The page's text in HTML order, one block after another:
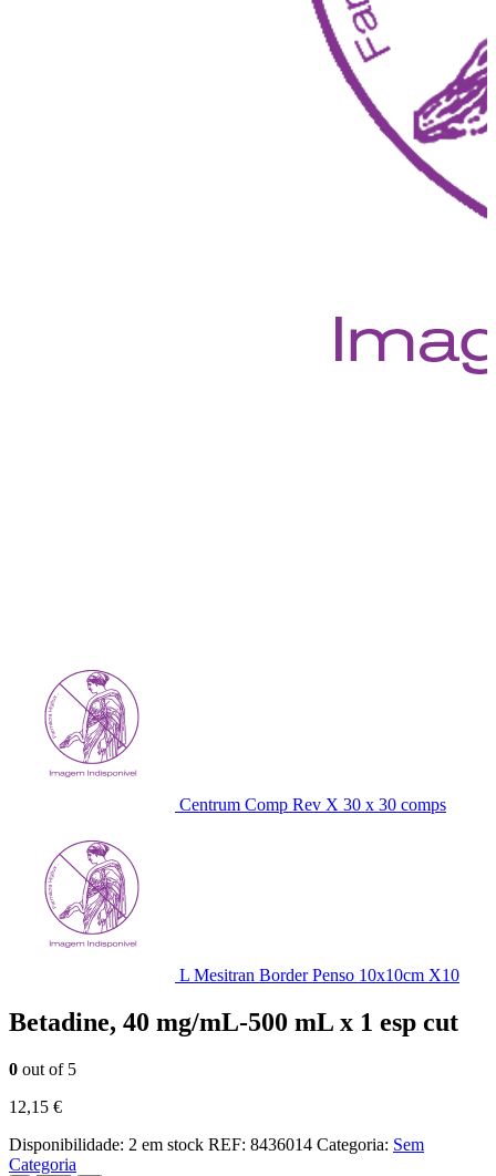
Centrum Comp Rev X 30 x 30 comps
L Mesitran Border Penso 10x10cm X10
Betadine, 40 mg/mL-500 mL x 1 esp cut
0 out of 5
12,15 €
Disponibilidade: 2 em stock REF: 8436014 Categoria: Sem
Categoria